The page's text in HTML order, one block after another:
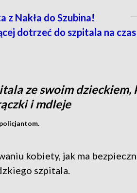
z Nakła do Szubina!
dotrzeć do szpitala na czas
ze swoim
i mdleje
kobiety, jak ma
szpitala.